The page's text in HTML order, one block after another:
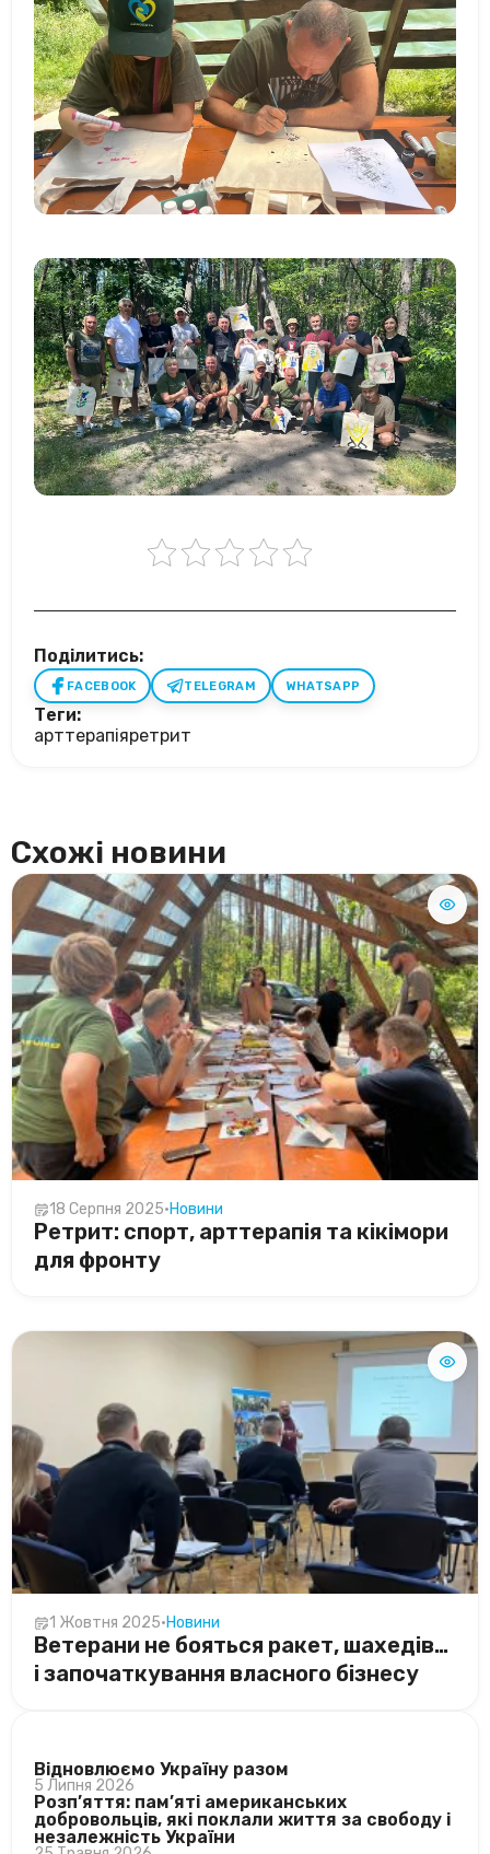
Поділитись:
FACEBOOK TELEGRAM WHATSAPP
Теги:
арттерапіяретрит
Схожі новини
18 Серпня 2025•Новини
Ретрит: спорт, арттерапія та кікімори
для фронту
1 Жовтня 2025•Новини
Ветерани не бояться ракет, шахедів…
і започаткування власного бізнесу
Відновлюємо Україну разом
5 Липня 2026
Розп’яття: пам’яті американських
добровольців, які поклали життя за свободу і
незалежність України